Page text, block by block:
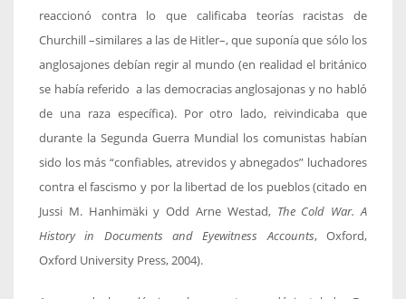
reaccionó contra lo que calificaba teorías racistas de
Churchill –similares a las de Hitler–, que suponía que sólo los
anglosajones debían regir al mundo (en realidad el británico
se había referido a las democracias anglosajonas y no habló
de una raza específica). Por otro lado, reivindicaba que
durante la Segunda Guerra Mundial los comunistas habían
sido los más “confiables, atrevidos y abnegados” luchadores
contra el fascismo y por la libertad de los pueblos (citado en
Jussi M. Hanhimäki y Odd Arne Westad, The Cold War. A
History in Documents and Eyewitness Accounts, Oxford,
Oxford University Press, 2004).